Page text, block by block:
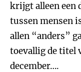
krijgt alleen een
tussen mensen
allen “anders”
toevallig de titel
december….